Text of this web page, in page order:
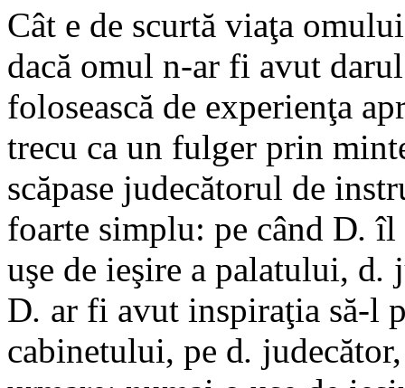
Cât e de scurtă viaţa
dacă omul n-ar fi avut
folosească de experienţa
trecu ca un fulger prin
scăpase judecătorul de
foarte simplu: pe când D. îl
uşe de ieşire a palatului, d.
D. ar fi avut inspiraţia să-l
cabinetului, pe d.